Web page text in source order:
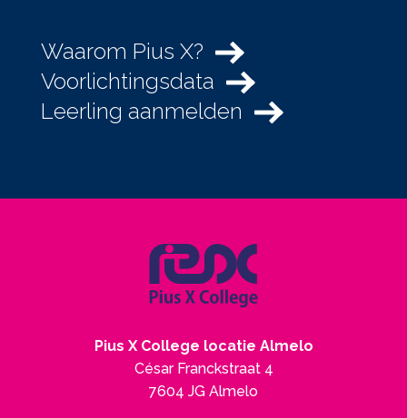
Waarom Pius X?
Voorlichtingsdata
Leerling aanmelden
Pius X College locatie Almelo
César Franckstraat 4
7604 JG Almelo